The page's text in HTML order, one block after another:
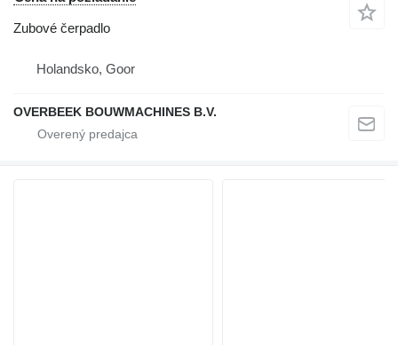
Zubové čerpadlo
Holandsko, Goor
OVERBEEK BOUWMACHINES B.V.